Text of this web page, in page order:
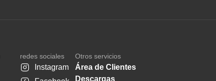
redes sociales
Instagram
Otros servicios
Área de Clientes
Descargas